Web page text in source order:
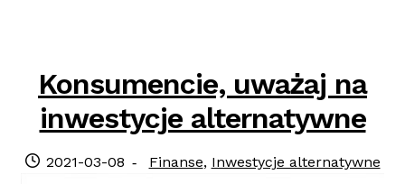
Konsumencie, uważaj na
inwestycje alternatywne
Posted
2021-03-08 Categories:
Finanse, Inwestycje alternatywne